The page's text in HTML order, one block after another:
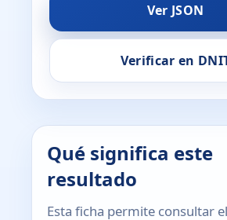
Ver JSON
Verificar en
Qué significa este
resultado
Esta ficha permite consultar